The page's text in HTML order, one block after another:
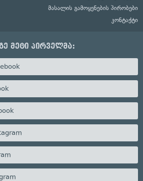
მასალის გამოყენების პირობები
კონტაქტი
მეტი პირველმა: